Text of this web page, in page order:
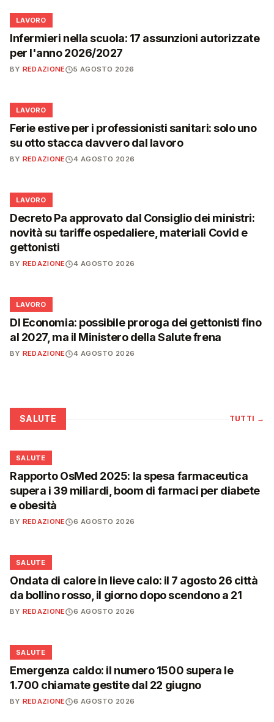
💼
LAVORO
Infermieri nella scuola: 17 assunzioni autorizzate
per l'anno 2026/2027
BY REDAZIONE 5 AGOSTO 2026
💼
LAVORO
Ferie estive per i professionisti sanitari: solo uno
su otto stacca davvero dal lavoro
BY REDAZIONE 4 AGOSTO 2026
💼
LAVORO
Decreto Pa approvato dal Consiglio dei ministri:
novità su tariffe ospedaliere, materiali Covid e
gettonisti
BY REDAZIONE 4 AGOSTO 2026
💼
LAVORO
Dl Economia: possibile proroga dei gettonisti fino
al 2027, ma il Ministero della Salute frena
BY REDAZIONE 4 AGOSTO 2026
SALUTE TUTTI →
❤️
SALUTE
Rapporto OsMed 2025: la spesa farmaceutica
supera i 39 miliardi, boom di farmaci per diabete
e obesità
BY REDAZIONE 6 AGOSTO 2026
❤️
SALUTE
Ondata di calore in lieve calo: il 7 agosto 26 città
da bollino rosso, il giorno dopo scendono a 21
BY REDAZIONE 6 AGOSTO 2026
❤️
SALUTE
Emergenza caldo: il numero 1500 supera le
1.700 chiamate gestite dal 22 giugno
BY REDAZIONE 6 AGOSTO 2026